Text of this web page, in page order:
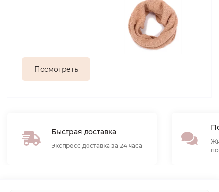
Посмотреть
Быстрая доставка
Экспресс доставка за 24 часа